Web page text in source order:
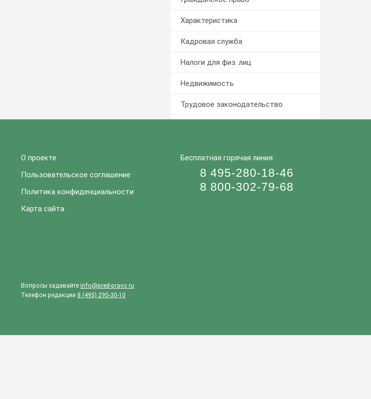
Характеристика
Кадровая служба
Налоги для физ. лиц
Недвижимость
Трудовое законодательство
Взыскание долга
Юридический перевод
О проекте
Пользовательское соглашение
Политика конфиденциальности
Карта сайта
Бесплатная горячая линия
8 495-280-18-46
8 800-302-79-68
Вопросы задавайте info@pred-pravo.ru
Телефон редакции 8 (495) 295-30-10